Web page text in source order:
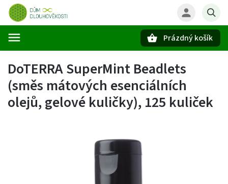
Prázdný košík
DoTERRA SuperMint Beadlets
(směs mátových esenciálních
olejů, gelové kuličky), 125 kuliček